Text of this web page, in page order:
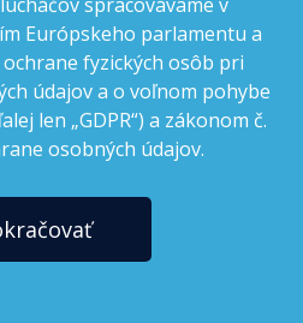
Európskeho parlamentu a
fyzických osôb pri
údajov a o voľnom pohybe
len „GDPR“) a zákonom č.
osobných údajov.